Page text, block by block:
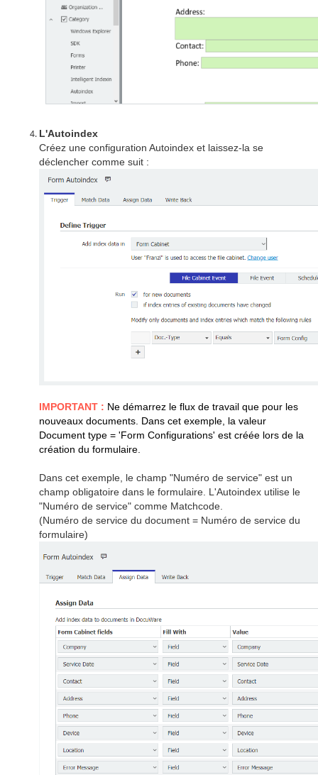
L'Autoindex
Créez une configuration Autoindex et laissez-la se
déclencher comme suit :
IMPORTANT : Ne démarrez le flux de travail que pour les
nouveaux documents. Dans cet exemple, la valeur
Document type = 'Form Configurations' est créée lors de la
création du formulaire.
Dans cet exemple, le champ "Numéro de service" est un
champ obligatoire dans le formulaire. L'Autoindex utilise le
"Numéro de service" comme Matchcode.
(Numéro de service du document = Numéro de service du
formulaire)